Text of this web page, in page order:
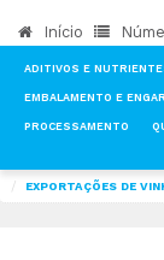
Início
ADITIVOS E
EMBALAMENTO E
PROCESSAMENTO
EXPORTAÇÕES DE